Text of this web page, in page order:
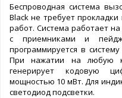
Беспроводная система
Black не требует
работ. Система работает
с приемниками и
программируется в
При нажатии на любую
генерирует кодовую
мощностью 10 мВт. Для
светодиод подсветки.